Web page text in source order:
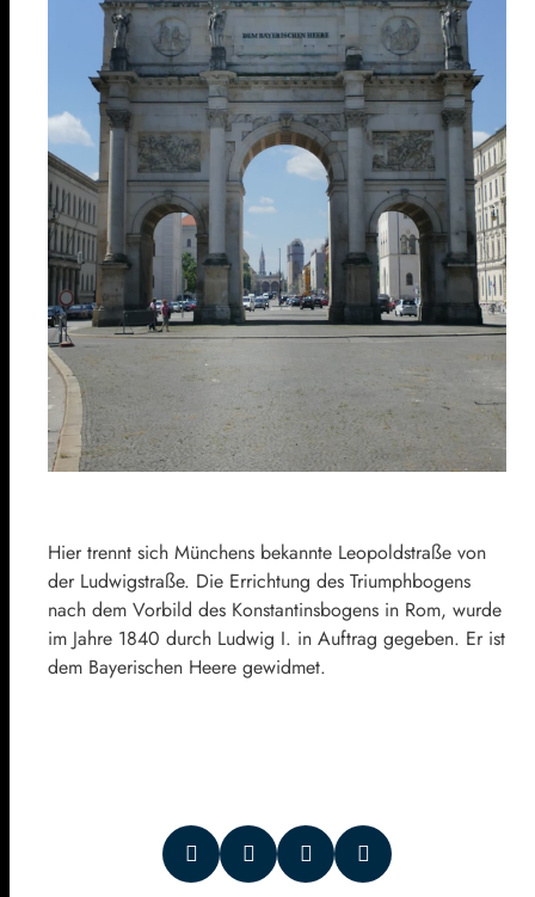
Hier trennt sich Münchens bekannte Leopoldstraße von
der Ludwigstraße. Die Errichtung des Triumphbogens
nach dem Vorbild des Konstantinsbogens in Rom, wurde
im Jahre 1840 durch Ludwig I. in Auftrag gegeben. Er ist
dem Bayerischen Heere gewidmet.